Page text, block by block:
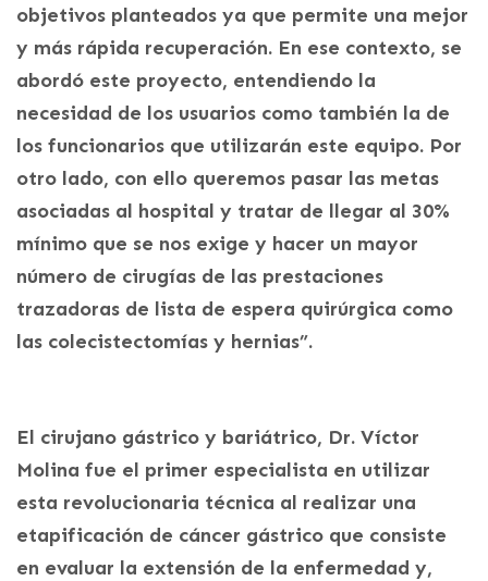
objetivos planteados ya que permite una mejor
y más rápida recuperación. En ese contexto, se
abordó este proyecto, entendiendo la
necesidad de los usuarios como también la de
los funcionarios que utilizarán este equipo. Por
otro lado, con ello queremos pasar las metas
asociadas al hospital y tratar de llegar al 30%
mínimo que se nos exige y hacer un mayor
número de cirugías de las prestaciones
trazadoras de lista de espera quirúrgica como
las colecistectomías y hernias”.
El cirujano gástrico y bariátrico, Dr. Víctor
Molina fue el primer especialista en utilizar
esta revolucionaria técnica al realizar una
etapificación de cáncer gástrico que consiste
en evaluar la extensión de la enfermedad y,